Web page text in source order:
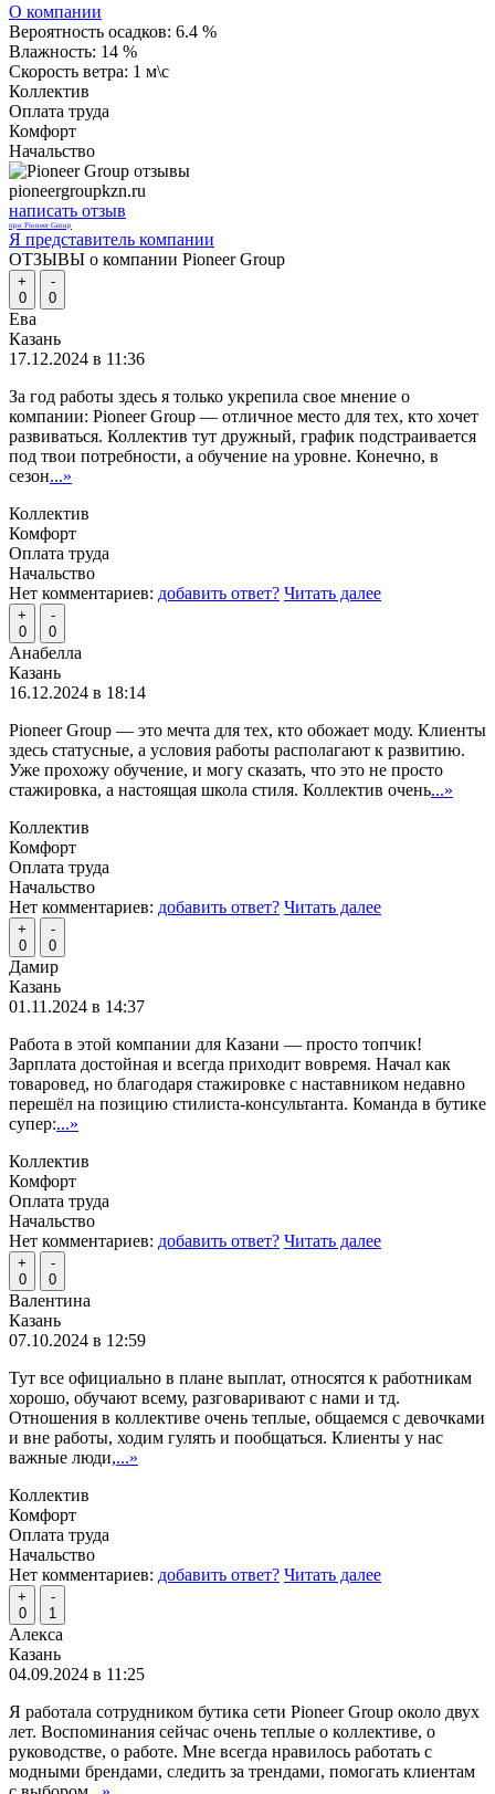
О компании
Вероятность осадков: 6.4 %
Влажность: 14 %
Скорость ветра: 1 м\с
Коллектив
Оплата труда
Комфорт
Начальство
pioneergroupkzn.ru
написать отзыв
про Pioneer Group
Я представитель компании
ОТЗЫВЫ о компании Pioneer Group
+
0
-
0
Ева
Казань
17.12.2024 в 11:36
За год работы здесь я только укрепила свое мнение о
компании: Pioneer Group — отличное место для тех, кто хочет
развиваться. Коллектив тут дружный, график подстраивается
под твои потребности, а обучение на уровне. Конечно, в
сезон...»
Коллектив
Комфорт
Оплата труда
Начальство
Нет комментариев: добавить ответ? Читать далее
+
0
-
0
Анабелла
Казань
16.12.2024 в 18:14
Pioneer Group — это мечта для тех, кто обожает моду. Клиенты
здесь статусные, а условия работы располагают к развитию.
Уже прохожу обучение, и могу сказать, что это не просто
стажировка, а настоящая школа стиля. Коллектив очень...»
Коллектив
Комфорт
Оплата труда
Начальство
Нет комментариев: добавить ответ? Читать далее
+
0
-
0
Дамир
Казань
01.11.2024 в 14:37
Работа в этой компании для Казани — просто топчик!
Зарплата достойная и всегда приходит вовремя. Начал как
товаровед, но благодаря стажировке с наставником недавно
перешёл на позицию стилиста-консультанта. Команда в бутике
супер:...»
Коллектив
Комфорт
Оплата труда
Начальство
Нет комментариев: добавить ответ? Читать далее
+
0
-
0
Валентина
Казань
07.10.2024 в 12:59
Тут все официально в плане выплат, относятся к работникам
хорошо, обучают всему, разговаривают с нами и тд.
Отношения в коллективе очень теплые, общаемся с девочками
и вне работы, ходим гулять и пообщаться. Клиенты у нас
важные люди,...»
Коллектив
Комфорт
Оплата труда
Начальство
Нет комментариев: добавить ответ? Читать далее
+
0
-
1
Алекса
Казань
04.09.2024 в 11:25
Я работала сотрудником бутика сети Pioneer Group около двух
лет. Воспоминания сейчас очень теплые о коллективе, о
руководстве, о работе. Мне всегда нравилось работать с
модными брендами, следить за трендами, помогать клиентам